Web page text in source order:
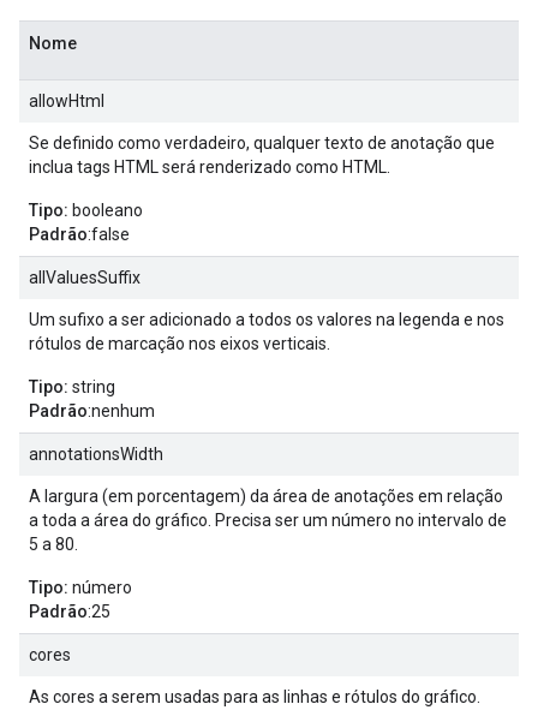
Nome
allowHtml
Se definido como verdadeiro, qualquer texto de anotação que
inclua tags HTML será renderizado como HTML.
Tipo: booleano
Padrão:false
allValuesSuffix
Um sufixo a ser adicionado a todos os valores na legenda e nos
rótulos de marcação nos eixos verticais.
Tipo: string
Padrão:nenhum
annotationsWidth
A largura (em porcentagem) da área de anotações em relação
a toda a área do gráfico. Precisa ser um número no intervalo de
5 a 80.
Tipo: número
Padrão:25
cores
As cores a serem usadas para as linhas e rótulos do gráfico.